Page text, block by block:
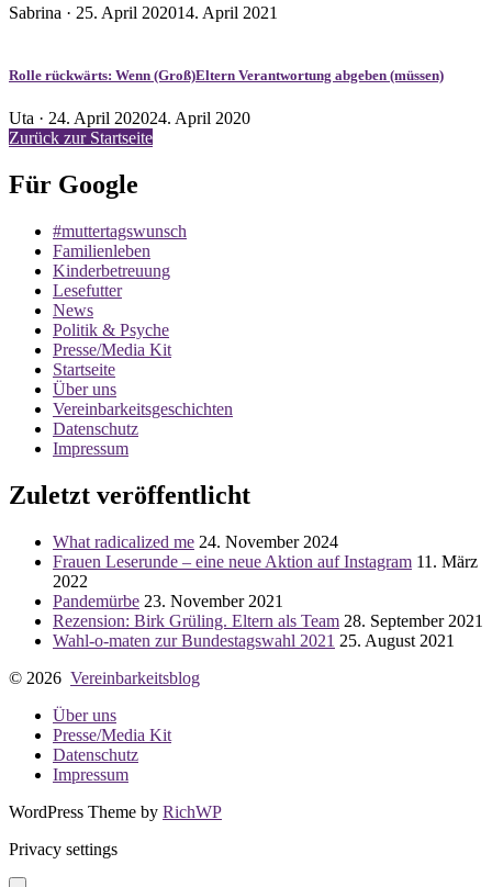
Sabrina · Veröffentlicht
25. April 202014. April 2021
Rolle rückwärts: Wenn (Groß)Eltern Verantwortung abgeben (müssen)
Uta · Veröffentlicht
am
24. April 202024. April 2020
Zurück zur Startseite
Für Google
#muttertagswunsch
Familienleben
Kinderbetreuung
Lesefutter
News
Politik & Psyche
Presse/Media Kit
Startseite
Über uns
Vereinbarkeitsgeschichten
Datenschutz
Impressum
Zuletzt veröffentlicht
What radicalized me 24. November 2024
Frauen Leserunde – eine neue Aktion auf Instagram 11. März
2022
Pandemürbe 23. November 2021
Rezension: Birk Grüling. Eltern als Team 28. September 2021
Wahl-o-maten zur Bundestagswahl 2021 25. August 2021
© 2026 Vereinbarkeitsblog
Über uns
Presse/Media Kit
Datenschutz
Impressum
WordPress Theme by RichWP
Privacy settings